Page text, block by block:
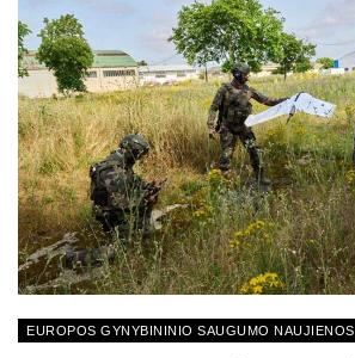
EUROPOS GYNYBININIO SAUGUMO NAUJIENOS